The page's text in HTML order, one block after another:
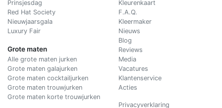
Prinsjesdag
Red Hat Society
Nieuwjaarsgala
Luxury Fair
Grote maten
Alle grote maten jurken
Grote maten galajurken
Grote maten cocktailjurken
Grote maten trouwjurken
Grote maten korte trouwjurken
Kleurenkaart
F.A.Q.
Kleermaker
Nieuws
Blog
Reviews
Media
Vacatures
Klantenservice
Acties
Privacyverklaring